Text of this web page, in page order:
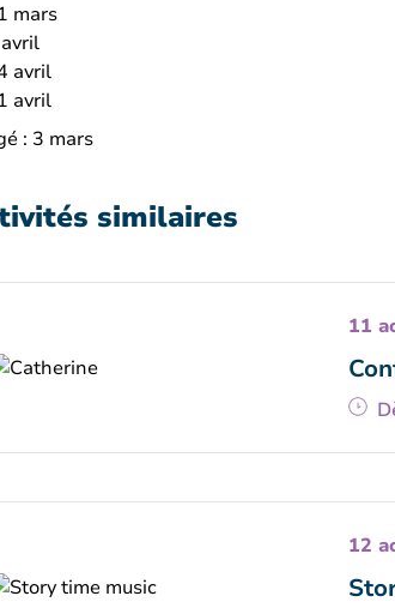
mars
avril
avril
: 3 mars
similaires
11
12